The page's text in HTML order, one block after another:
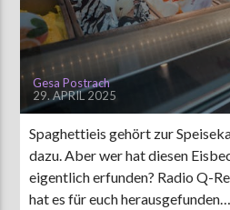
Gesa Postrach
29. APRIL 2025
Spaghettieis gehört zur
dazu. Aber wer hat diesen
eigentlich erfunden? Radio Q-
hat es für euch